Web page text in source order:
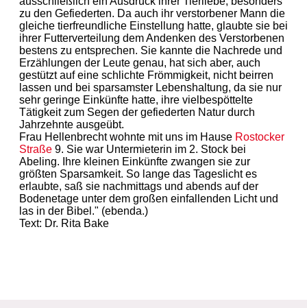
zu den Gefiederten. Da auch ihr verstorbener Mann die
gleiche tierfreundliche Einstellung hatte, glaubte sie bei
ihrer Futterverteilung dem Andenken des Verstorbenen
bestens zu entsprechen. Sie kannte die Nachrede und
Erzählungen der Leute genau, hat sich aber, auch
gestützt auf eine schlichte Frömmigkeit, nicht beirren
lassen und bei sparsamster Lebenshaltung, da sie nur
sehr geringe Einkünfte hatte, ihre vielbespöttelte
Tätigkeit zum Segen der gefiederten Natur durch
Jahrzehnte ausgeübt.
Frau Hellenbrecht wohnte mit uns im Hause Rostocker
Straße 9. Sie war Untermieterin im 2. Stock bei
Abeling. Ihre kleinen Einkünfte zwangen sie zur
größten Sparsamkeit. So lange das Tageslicht es
erlaubte, saß sie nachmittags und abends auf der
Bodenetage unter dem großen einfallenden Licht und
las in der Bibel." (ebenda.)
Text: Dr. Rita Bake